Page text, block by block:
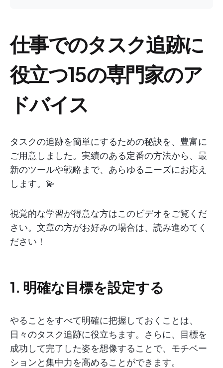
仕事でのタスク追跡に
役立つ15の専門家のア
ドバイス
タスクの追跡を簡単にするための秘訣を、豊富に
ご用意しました。実績のある定番の方法から、最
新のツールや戦略まで、あらゆるニーズにお応え
します。💫
視覚的な学習が得意な方はこのビデオをご覧くだ
さい。文章の方がお好みの場合は、読み進めてく
ださい！
1. 明確な目標を設定する
やることをすべて明確に把握しておくことは、
日々のタスク追跡に役立ちます。さらに、目標を
成功して完了した姿を想像することで、モチベー
ションと集中力を高めることができます。